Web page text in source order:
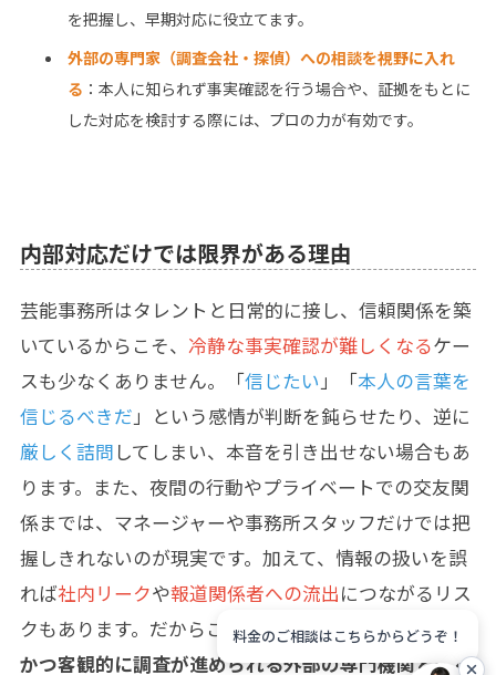
を把握し、早期対応に役立てます。
外部の専門家（調査会社・探偵）への相談を視野に入れ
る ：本人に知られず事実確認を行う場合や、証拠をもとに
した対応を検討する際には、プロの力が有効です。
内部対応だけでは限界がある理由
芸能事務所はタレントと日常的に接し、信頼関係を築
いているからこそ、 冷静な事実確認が難しくなるケー
スも少なくありません。「信じたい 」「本人の言葉を
信じるべきだ 」という感情が判断を鈍らせたり、逆に
厳しく詰問 してしまい、本音を引き出せない場合もあ
ります。また、夜間の行動やプライベートでの交友関
係までは、マネージャーや事務所スタッフだけでは把
握しきれないのが現実です。加えて、情報の扱いを誤
れば社内リークや報道関係者への流出につながるリス
クもあります。だからこそ、本人に気づかれず、冷静
かつ客観的に調査が進められる外部の専門機関との連
料金のご相談はこちらからどうぞ！